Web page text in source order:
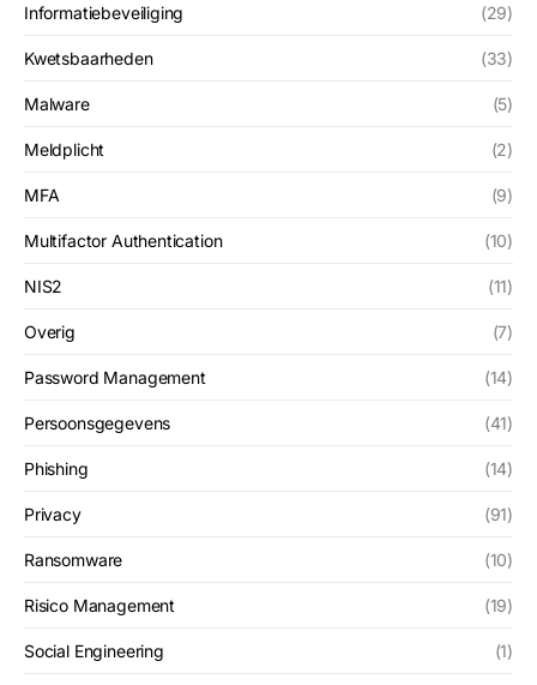
Informatiebeveiliging (29)
Kwetsbaarheden (33)
Malware (5)
Meldplicht (2)
MFA (9)
Multifactor Authentication (10)
NIS2 (11)
Overig (7)
Password Management (14)
Persoonsgegevens (41)
Phishing (14)
Privacy (91)
Ransomware (10)
Risico Management (19)
Social Engineering (1)